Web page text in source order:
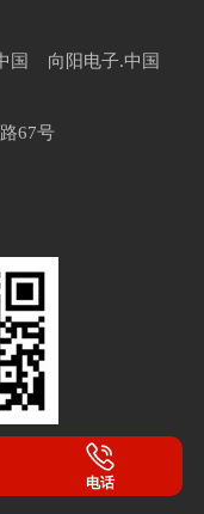
国 向阳电子.中国
67号
电话